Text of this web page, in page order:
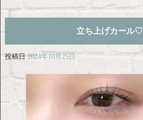
立ち上げカール♡
投稿日 2024年10月25日